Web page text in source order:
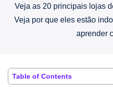
Veja as 20 principais lojas
Veja por que eles estão
aprender
Table of Contents